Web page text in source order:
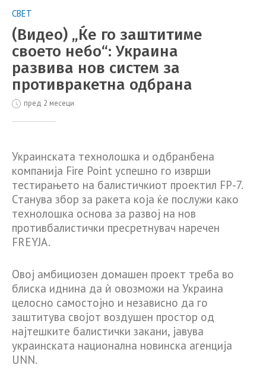
СВЕТ
(Видео) „Ќе го заштитиме
своето небо“: Украина
развива нов систем за
противракетна одбрана
пред 2 месеци
Украинската технолошка и одбранбена
компанија Fire Point успешно го изврши
тестирањето на балистичкиот проектил FP-7.
Станува збор за ракета која ќе послужи како
технолошка основа за развој на нов
противбалистички пресретнувач наречен
FREYJA.
Овој амбициозен домашен проект треба во
блиска иднина да ѝ овозможи на Украина
целосно самостојно и независно да го
заштитува својот воздушен простор од
најтешките балистички закани, јавува
украинската национална новинска агенција
UNN.